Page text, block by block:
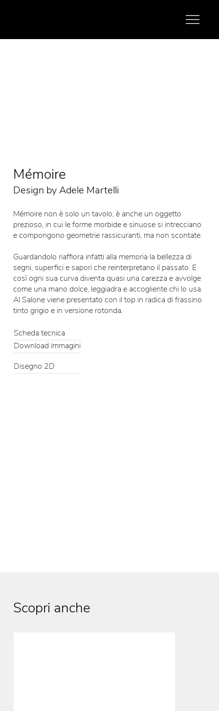
Mémoire
Design by Adele Martelli
Mémoire non è solo un tavolo, è anche un oggetto
prezioso, in cui le forme morbide e sinuose si intrecciano
e compongono geometrie rassicuranti, ma non scontate.
Guardandolo riaffiora infatti alla memoria la bellezza di
segni, superfici e sapori che reinterpretano il passato. E
così ogni sua curva diventa quasi una carezza e avvolge
come una mano dolce, leggiadra e accogliente chi lo usa.
Al Salone viene presentato con il top in radica di frassino
tinto grigio e in versione rotonda.
Scheda tecnica
Download immagini
Disegno 2D
Scopri anche